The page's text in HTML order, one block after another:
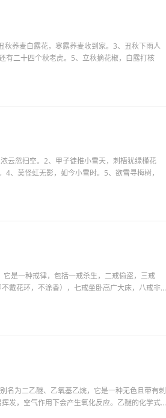
荞麦白露花，寒露荞麦收到家。3、丑秋下雨人
有二十四个秋老虎。5、立秋摘花椒，白露打核
云忽扫空。2、甲子徒推小雪天，刺梧犹绿槿花
、莫怪虹无影，如今小雪时。5、欲雪寻梅树，
是一种戒律，包括一戒杀生，二戒偷盗，三戒
戴花环，不涂香），七戒坐卧高广大床，八戒非...
名为二乙醚、乙氧基乙烷，它是一种无色且带有刺
发，空气作用下会产生氧化反应。乙醚的化学式...